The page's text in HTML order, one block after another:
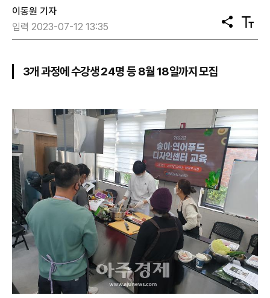
이동원 기자
입력 2023-07-12 13:35
공
유
텍
스
3개 과정에 수강생 24명 등 8월 18일까지 모집